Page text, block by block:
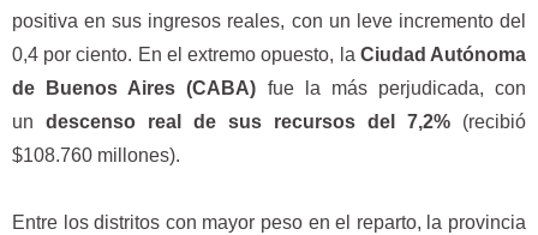
positiva en sus ingresos reales, con un leve incremento del
0,4 por ciento. En el extremo opuesto, la Ciudad Autónoma
de Buenos Aires (CABA) fue la más perjudicada, con
un descenso real de sus recursos del 7,2% (recibió
$108.760 millones).
Entre los distritos con mayor peso en el reparto, la provincia